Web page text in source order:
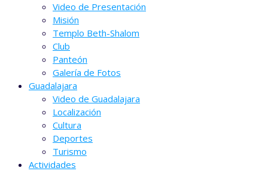
Video de Presentación
Misión
Templo Beth-Shalom
Club
Panteón
Galería de Fotos
Guadalajara
Video de Guadalajara
Localización
Cultura
Deportes
Turismo
Actividades